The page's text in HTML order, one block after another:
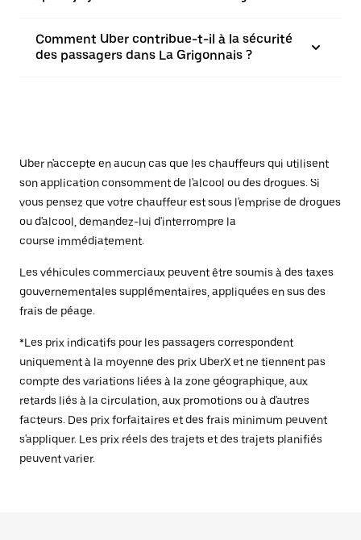
Comment Uber contribue-t-il à la sécurité
des passagers dans La Grigonnais ?
Uber n'accepte en aucun cas que les chauffeurs qui utilisent
son application consomment de l'alcool ou des drogues. Si
vous pensez que votre chauffeur est sous l'emprise de drogues
ou d'alcool, demandez-lui d'interrompre la
course immédiatement.
Les véhicules commerciaux peuvent être soumis à des taxes
gouvernementales supplémentaires, appliquées en sus des
frais de péage.
*Les prix indicatifs pour les passagers correspondent
uniquement à la moyenne des prix UberX et ne tiennent pas
compte des variations liées à la zone géographique, aux
retards liés à la circulation, aux promotions ou à d'autres
facteurs. Des prix forfaitaires et des frais minimum peuvent
s'appliquer. Les prix réels des trajets et des trajets planifiés
peuvent varier.